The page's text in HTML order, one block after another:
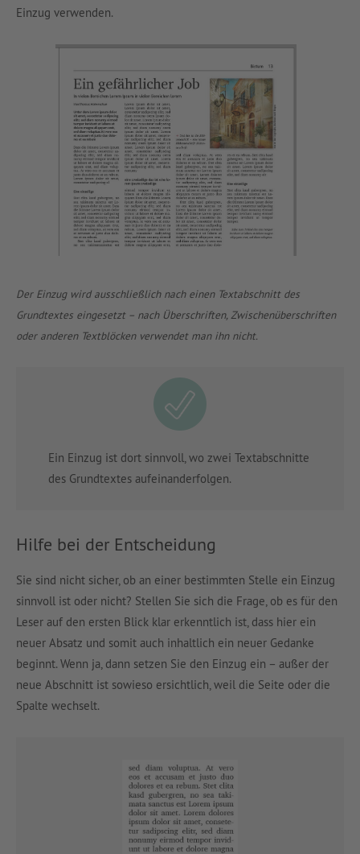
Einzug verwenden.
Der Einzug wird ausschließlich nach einen Textabschnitt des
Grundtextes eingesetzt – nach Überschriften, Zwischenüberschriften
oder anderen Textblöcken verwendet man ihn nicht.
Ein Einzug ist dort sinnvoll, wo zwei Textabschnitte
des Grundtextes aufeinanderfolgen.
Hilfe bei der Entscheidung
Sie sind nicht sicher, ob an einer bestimmten Stelle ein Einzug
sinnvoll ist oder nicht? Stellen Sie sich die Frage, ob es für den
Leser auf den ersten Blick klar erkenntlich ist, dass hier ein
neuer Absatz und somit auch inhaltlich ein neuer Gedanke
beginnt. Wenn ja, dann setzen Sie den Einzug ein – außer der
neue Abschnitt ist sowieso ersichtlich, weil die Seite oder die
Spalte wechselt.